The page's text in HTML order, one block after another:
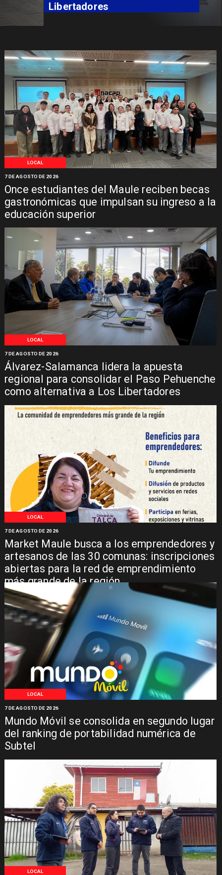
LOCAL
Once estudiantes del Maule reciben becas
gastronómicas que impulsan su ingreso a la
educación superior
7 DE AGOSTO DE 2026
LOCAL
Álvarez-Salamanca lidera la apuesta
regional para consolidar el Paso Pehuenche
como alternativa a Los Libertadores
7 DE AGOSTO DE 2026
LOCAL
Market Maule busca a los emprendedores y
artesanos de las 30 comunas: inscripciones
abiertas para la red de emprendimiento
más grande de la región
7 DE AGOSTO DE 2026
LOCAL
Mundo Móvil se consolida en segundo lugar
del ranking de portabilidad numérica de
Subtel
7 DE AGOSTO DE 2026
LOCAL
Libertadores